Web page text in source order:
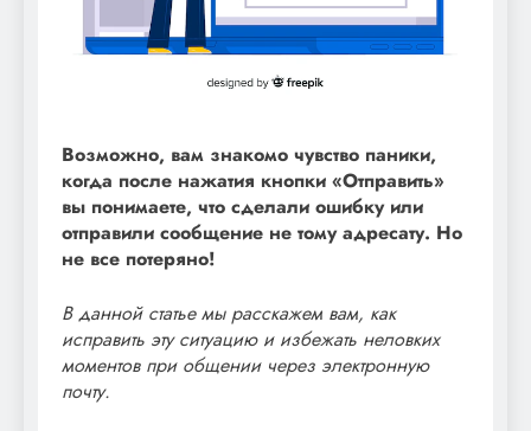
Возможно, вам знакомо чувство паники,
когда после нажатия кнопки «Отправить»
вы понимаете, что сделали ошибку или
отправили сообщение не тому адресату. Но
не все потеряно!
В данной статье мы расскажем вам, как
исправить эту ситуацию и избежать неловких
моментов при общении через электронную
почту.